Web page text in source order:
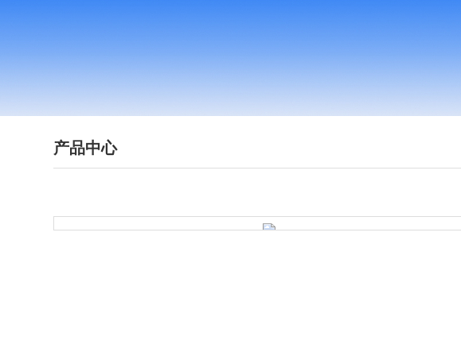
产品中心